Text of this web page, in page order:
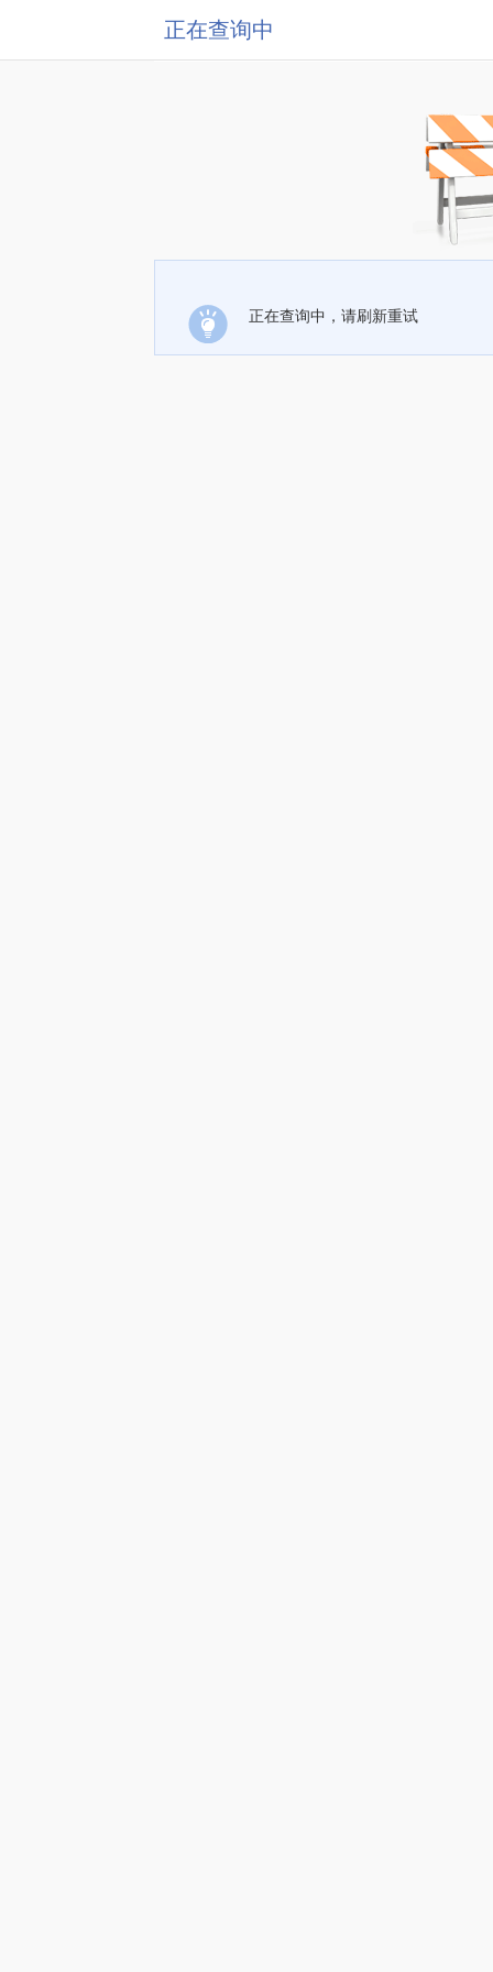
正在查询中
正在查询中，请刷新重试